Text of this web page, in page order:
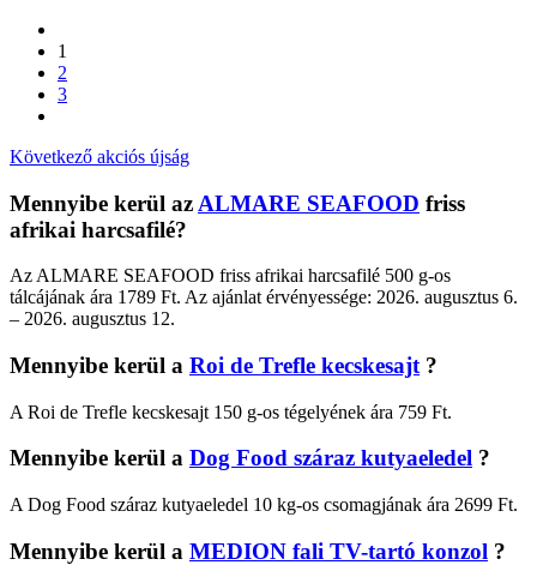
1
2
3
Következő akciós újság
Mennyibe kerül az ALMARE SEAFOOD friss
afrikai harcsafilé?
Az ALMARE SEAFOOD friss afrikai harcsafilé 500 g-os
tálcájának ára 1789 Ft. Az ajánlat érvényessége: 2026. augusztus 6.
– 2026. augusztus 12.
Mennyibe kerül a Roi de Trefle kecskesajt ?
A Roi de Trefle kecskesajt 150 g-os tégelyének ára 759 Ft.
Mennyibe kerül a Dog Food száraz kutyaeledel ?
A Dog Food száraz kutyaeledel 10 kg-os csomagjának ára 2699 Ft.
Mennyibe kerül a MEDION fali TV-tartó konzol ?